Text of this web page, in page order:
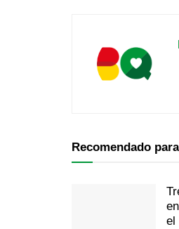
Recomendado
el